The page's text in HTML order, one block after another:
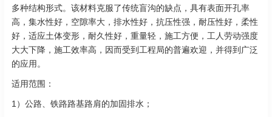
多种结构形式。该材料克服了传统盲沟的缺点，具有表面开孔率
高，集水性好，空隙率大，排水性好，抗压性强，耐压性好，柔性
好，适应土体变形，耐久性好，重量轻，施工方便，工人劳动强度
大大下降，施工效率高，因而受到工程局的普遍欢迎，并得到广泛
的应用。
适用范围：
1）公路、铁路路基路肩的加固排水；